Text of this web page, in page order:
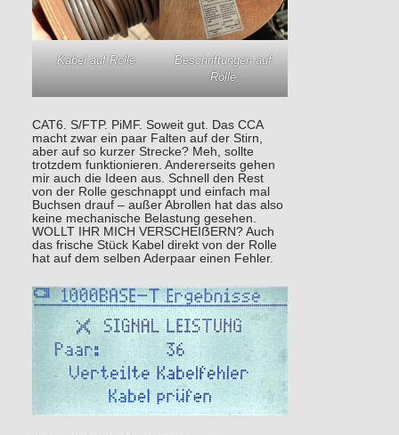
Kabel auf Rolle
Beschriftungen auf
Rolle
CAT6. S/FTP. PiMF. Soweit gut. Das CCA
macht zwar ein paar Falten auf der Stirn,
aber auf so kurzer Strecke? Meh, sollte
trotzdem funktionieren. Andererseits gehen
mir auch die Ideen aus. Schnell den Rest
von der Rolle geschnappt und einfach mal
Buchsen drauf – außer Abrollen hat das also
keine mechanische Belastung gesehen.
WOLLT IHR MICH VERSCHEIẞERN? Auch
das frische Stück Kabel direkt von der Rolle
hat auf dem selben Aderpaar einen Fehler.